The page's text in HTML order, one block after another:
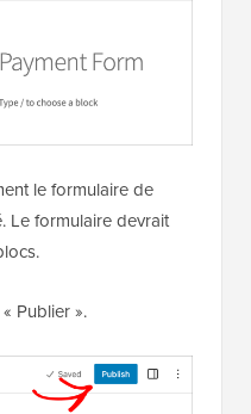
le formulaire de
Le formulaire devrait
Publier ».